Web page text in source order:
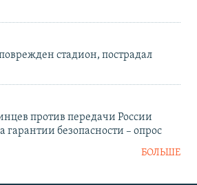
стадион, пострадал
против передачи России
гарантии безопасности – опрос
БОЛЬШЕ